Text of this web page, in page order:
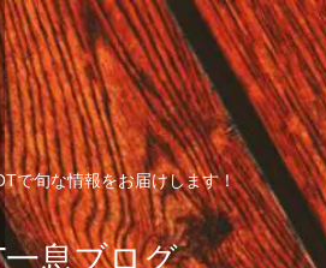
で旬な情報をお届けします！
息ブログ